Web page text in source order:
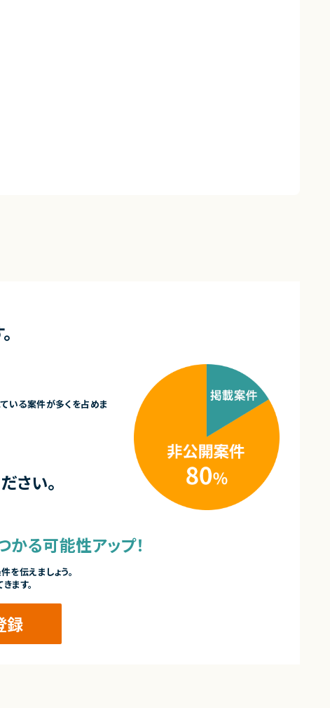
いる案件が多くを占めま
さい。
る可能性アップ！
伝えましょう。
ます。
録